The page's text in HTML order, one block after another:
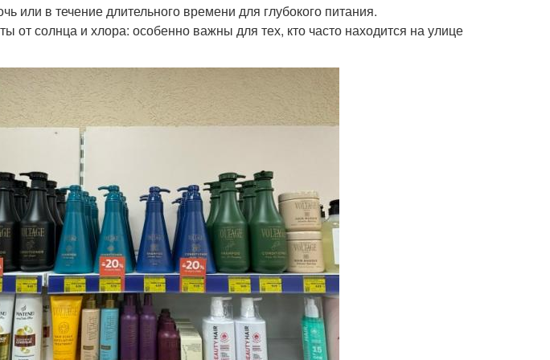
или в течение длительного времени для глубокого питания.
от солнца и хлора: особенно важны для тех, кто часто находится на улице